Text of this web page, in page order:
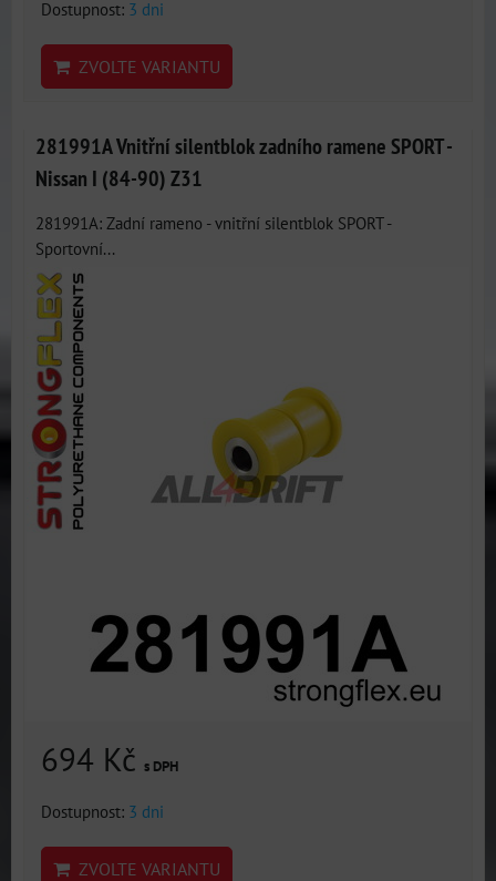
Dostupnost: 3 dni
ZVOLTE VARIANTU
281991A Vnitřní silentblok zadního ramene SPORT -
Nissan I (84-90) Z31
281991A: Zadní rameno - vnitřní silentblok SPORT -
Sportovní...
694 Kč s DPH
Dostupnost: 3 dni
ZVOLTE VARIANTU